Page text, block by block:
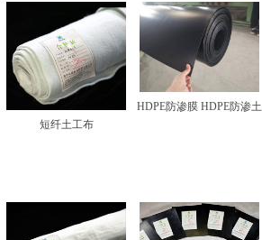
短纤土工布
HDPE防渗膜 HDPE防渗土